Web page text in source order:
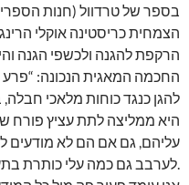
בספר של טרדוול (חנות
הצמחית כריסטינה אוקלי
הרקפת להגנה ולכשפי הגנה
החכמה המאגית הנכונה:
להגן כנגד כוחות מלאכי
היא ממליצה לתת עציץ פורח
עליהם, גם אם הם לא מודעים
לערבב גם כמה עלי כותרת בתערובות ולחשי אהבה. עמוד 49.